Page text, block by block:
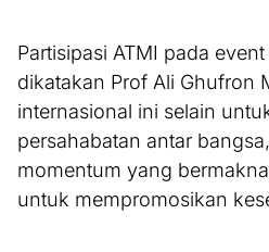
Partisipasi ATMI pada
dikatakan Prof Ali Ghufron
internasional ini selain
persahabatan antar
momentum yang
untuk mempromosikan